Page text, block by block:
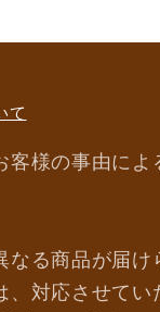
て
客様の事由に
なる商品が届
、対応させてい